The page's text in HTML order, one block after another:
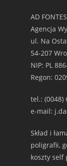
AD FONTES
Agencja
ul. Na
54-207
NIP: PL
Regon:
tel.: (0048)
e-mail:
Skład i
poligrafii,
koszty